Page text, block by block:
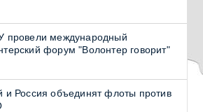
провели международный
форум "Волонтер говорит"
и Россия объединят флоты против